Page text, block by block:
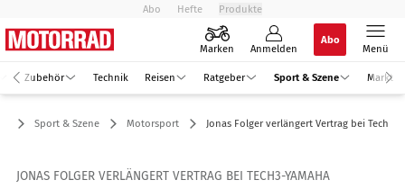
Abo Hefte Produkte
Marken Anmelden
Abo
Menü
Zubehör Technik Reisen Ratgeber Sport & Szene Markt
Sport & Szene Motorsport Jonas Folger verlängert Vertrag bei Tech3-
JONAS FOLGER VERLÄNGERT VERTRAG BEI TECH3-YAMAHA